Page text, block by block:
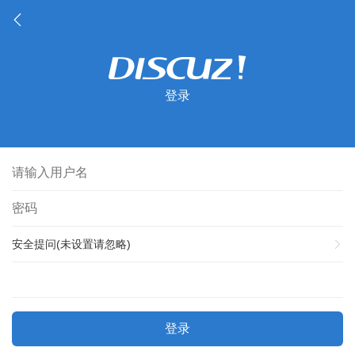
登录
安全提问(未设置请忽略)
登录